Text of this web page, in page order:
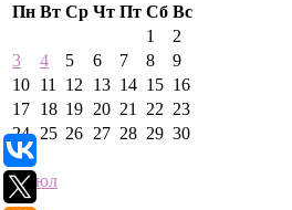
Пн Вт Ср Чт Пт Сб Вс
1
2
3
4 5 6 7 8
9
10 11 12 13 14 15 16
17 18 19 20 21 22 23
24 25 26 27 28 29 30
31
« Июл